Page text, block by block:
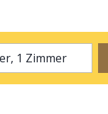
2 Erwachsene, 0 Kinder, 1 Zimmer